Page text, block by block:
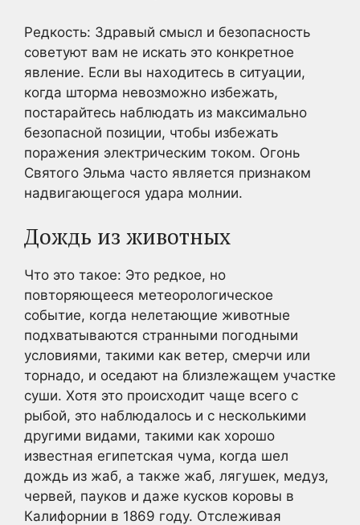
Редкость: Здравый смысл и безопасность
советуют вам не искать это конкретное
явление. Если вы находитесь в ситуации,
когда шторма невозможно избежать,
постарайтесь наблюдать из максимально
безопасной позиции, чтобы избежать
поражения электрическим током. Огонь
Святого Эльма часто является признаком
надвигающегося удара молнии.
Дождь из животных
Что это такое: Это редкое, но
повторяющееся метеорологическое
событие, когда нелетающие животные
подхватываются странными погодными
условиями, такими как ветер, смерчи или
торнадо, и оседают на близлежащем участке
суши. Хотя это происходит чаще всего с
рыбой, это наблюдалось и с несколькими
другими видами, такими как хорошо
известная египетская чума, когда шел
дождь из жаб, а также жаб, лягушек, медуз,
червей, пауков и даже кусков коровы в
Калифорнии в 1869 году. Отслеживая